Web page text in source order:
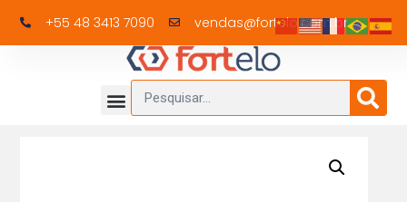
+55 48 3413 7090 vendas@fortelo.com.br